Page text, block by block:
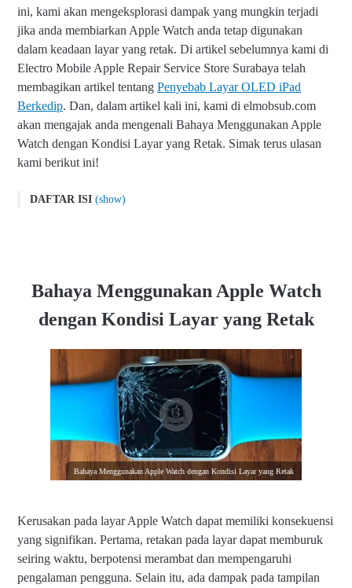
ini, kami akan mengeksplorasi dampak yang mungkin terjadi
jika anda membiarkan Apple Watch anda tetap digunakan
dalam keadaan layar yang retak. Di artikel sebelumnya kami di
Electro Mobile Apple Repair Service Store Surabaya telah
membagikan artikel tentang Penyebab Layar OLED iPad
Berkedip. Dan, dalam artikel kali ini, kami di elmobsub.com
akan mengajak anda mengenali Bahaya Menggunakan Apple
Watch dengan Kondisi Layar yang Retak. Simak terus ulasan
kami berikut ini!
DAFTAR ISI (show)
Penutup
Bahaya Menggunakan Apple Watch
dengan Kondisi Layar yang Retak
Bahaya Menggunakan Apple Watch dengan Kondisi Layar yang Retak
Kerusakan pada layar Apple Watch dapat memiliki konsekuensi
yang signifikan. Pertama, retakan pada layar dapat memburuk
seiring waktu, berpotensi merambat dan mempengaruhi
pengalaman pengguna. Selain itu, ada dampak pada tampilan